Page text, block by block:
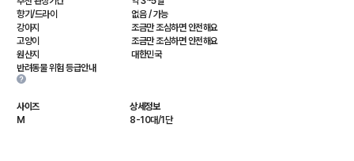
향기/드라이
없음 / 가능
강아지
조금만 조심하면 안전해요
고양이
조금만 조심하면 안전해요
원산지
대한민국
반려동물 위험 등급안내
사이즈
상세정보
M
8-10대/1단